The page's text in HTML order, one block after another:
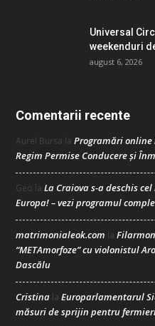
Universal
weekenduri
august 6, 2026
Comentarii recente
Aurel Bursa la Programări
Regim Permise Conducere şi
Geo la La Craiova s-a deschis
Europa! – vezi programul
matrimonialeok.com la
“METAmorfoze” cu violonistul
Dascălu
Cristina la Europarlamentarul
măsuri de sprijin pentru